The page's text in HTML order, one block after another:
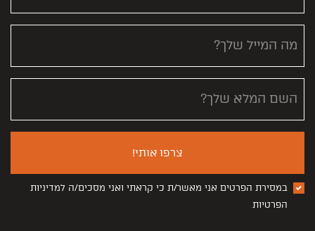
מה המייל שלך?
השם המלא שלך?
צרפו אותי!
במסירת הפרטים אני מאשר/ת כי קראתי ואני מסכים/ה למדיניות
הפרטיות